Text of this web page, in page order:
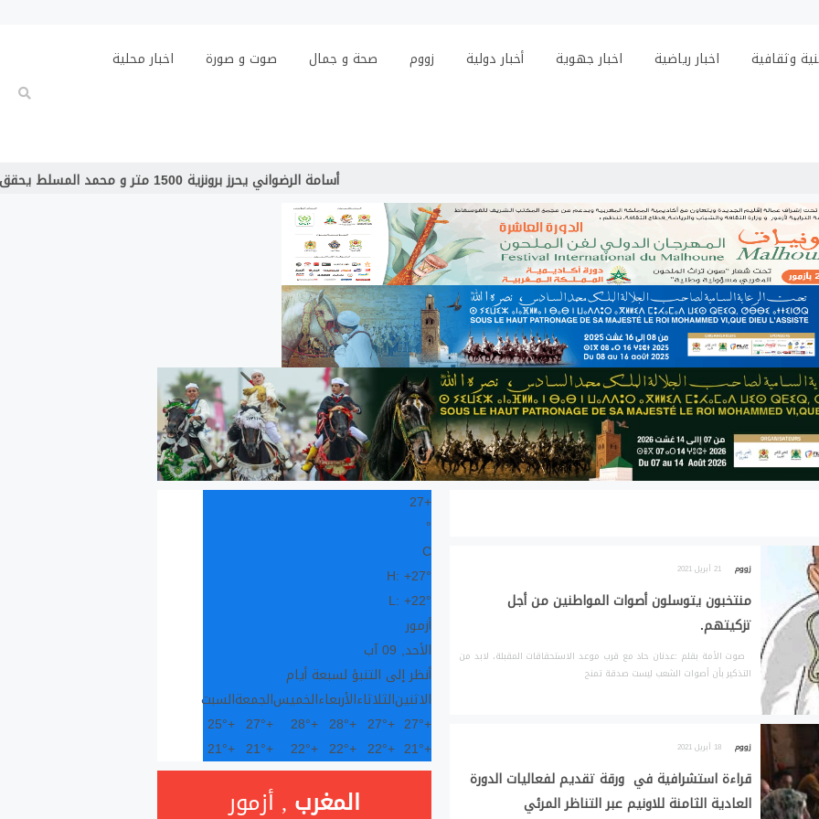
وثقافية اخبار رياضية اخبار جهوية أخبار دولية زووم صحة و جمال صوت و صورة اخبار محلية
أسامة الرضواني يحرز برونزية 1500 متر و محمد المسلط يحقق المركز الرابع
زووم 21 أبريل 2021
منتخبون يتوسلون أصوات المواطنين من أجل
تزكيتهم.
صوت الأمة بقلم :عدنان حاد مع قرب موعد الاستحقاقات المقبلة، لابد من
التذكير بأن أصوات الشعب ليست صدقة تمنح
زووم 18 أبريل 2021
قراءة استشرافية في ورقة تقديم لفعاليات الدورة
العادية الثامنة للاونيم عبر التناظر المرئي
+
27
°
C
H: +27°
L: +22°
أزمور
الأحد, 09 آب
أنظر إلى التنبؤ لسبعة أيام
الاثنينالثلاثاءالأربعاءالخميسالجمعةالسبت
+
27°
+
27°
+
28°
+
28°
+
27°
+
25°
+
21°
+
22°
+
22°
+
22°
+
21°
+
21°